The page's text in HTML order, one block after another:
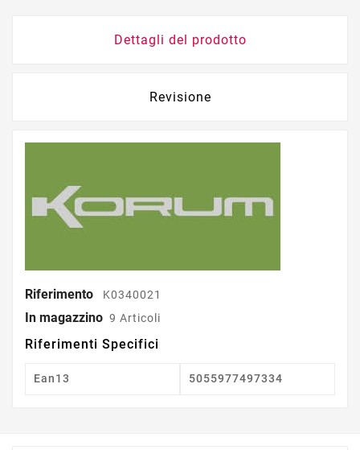
Dettagli del prodotto
Revisione
Riferimento K0340021
In magazzino 9 Articoli
Riferimenti Specifici
Ean13 5055977497334